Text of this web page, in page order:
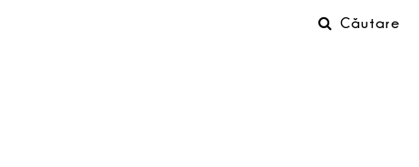
Căutare